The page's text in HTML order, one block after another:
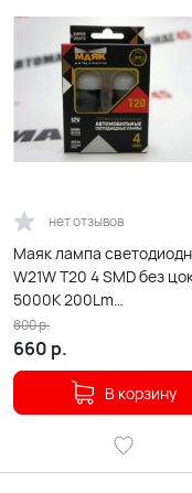
нет отзывов
Маяк лампа светодиодная
W21W T20 4 SMD без
5000K 200Lm
одноконтактная белая
660 р.
800р.
В корзину